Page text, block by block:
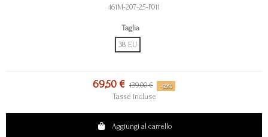
461M-207-25-P011
Taglia
38 EU
69,50 € 139,00 € -50%
Tasse incluse
Aggiungi al carrello